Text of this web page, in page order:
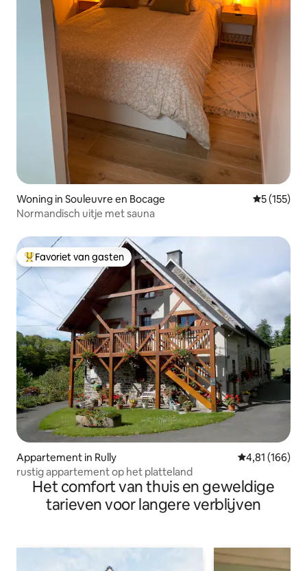
Woning in Souleuvre en Bocage
5 (155)
Normandisch uitje met sauna
Topfavoriet van gasten
Favoriet van gasten
Appartement in Rully Gemiddelde
4,81 (166)
rustig appartement op het platteland
Het comfort van thuis en geweldige
tarieven voor langere verblijven